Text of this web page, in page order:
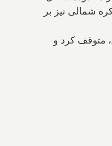
شمالی نیز بر
متوقف کرد و